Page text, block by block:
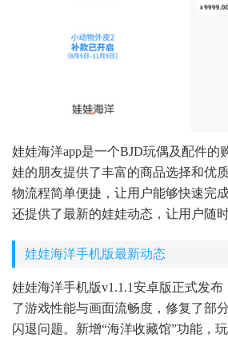
娃娃海洋app是一个BJD玩偶及配件的
娃的朋友提供了丰富的商品选择和优
物流程简单便捷，让用户能够快速完
还提供了最新的娃娃动态，让用户随
娃娃海洋手机版最新动态
娃娃海洋手机版v1.1.1安卓版正式发
了游戏性能与画面流畅度，修复了部
闪退问题。新增“海洋收藏馆”功能，